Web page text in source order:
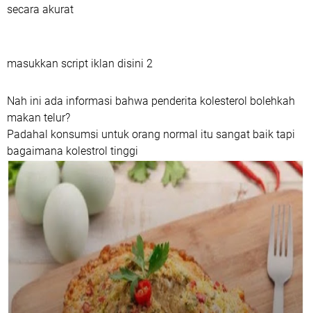
secara akurat
masukkan script iklan disini 2
Nah ini ada informasi bahwa penderita kolesterol bolehkah
makan telur?
Padahal konsumsi untuk orang normal itu sangat baik tapi
bagaimana kolestrol tinggi